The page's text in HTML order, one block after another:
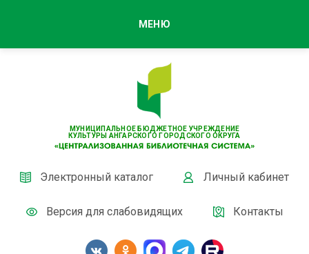
МУНИЦИПАЛЬНОЕ БЮДЖЕТНОЕ УЧРЕЖДЕНИЕ
КУЛЬТУРЫ АНГАРСКОГО ГОРОДСКОГО ОКРУГА
Электронный каталог Личный кабинет
Версия для слабовидящих Контакты
МЕНЮ